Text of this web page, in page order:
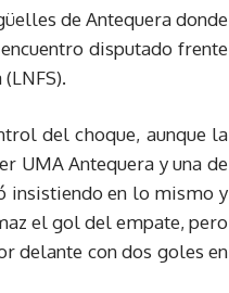
de Antequera donde
disputado frente
del choque, aunque la
UMA Antequera y una de
insistiendo en lo mismo y
el gol del empate, pero
delante con dos goles en